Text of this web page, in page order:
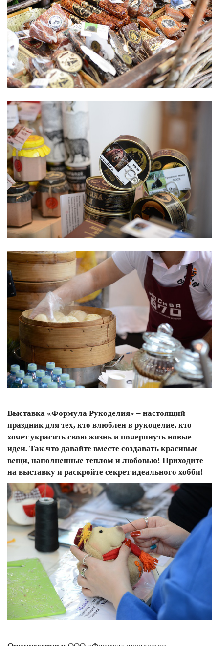
Выставка «Формула Рукоделия» – настоящий
праздник для тех, кто влюблен в рукоделие, кто
хочет украсить свою жизнь и почерпнуть новые
идеи. Так что давайте вместе создавать красивые
вещи, наполненные теплом и любовью! Приходите
на выставку и раскройте секрет идеального хобби!